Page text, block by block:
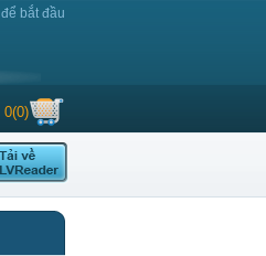
để bắt đầu
0(0)